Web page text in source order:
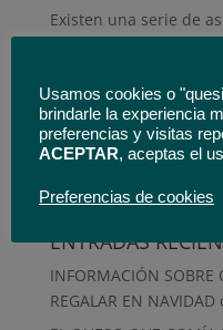
Existen una serie de
que todo está
leche debe proceder
enfermedades, sin...
ENTRADAS
INFORMACIÓN SOBRE
REGALAR EN NAVIDAD
Usamos cookies o
brindarle la experiencia
preferencias y visitas
ACEPTAR, aceptas el
Preferencias de cookies